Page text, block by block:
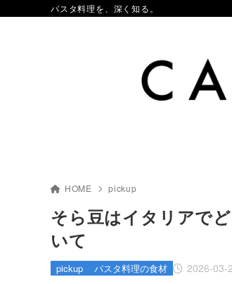
パスタ料理を、深く知る。
HOME pickup
そら豆はイタリアで
いて
2026-03-
pickup パスタ料理の食材